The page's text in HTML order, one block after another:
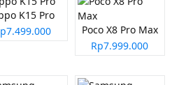
K15 Pro
Poco X8 Pro Max
Rp7.999.000